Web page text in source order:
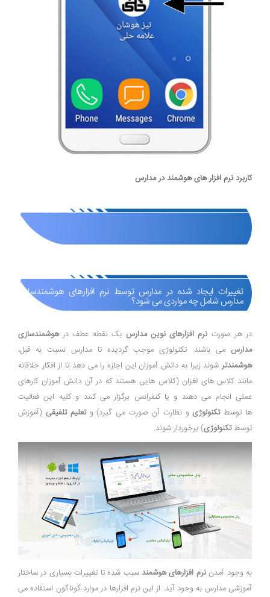
کاربرد نرم افزار های هوشمند در مدارس
تغییرات ایجاد شده در مدارس توسط نرم افزارهای هوشمندسازی
مدارس شامل چه مواردی می شود؟
در هر صورت نرم افزارهای نوین مدارس یک نقطه عطف درهوشمندسازی
مدارس می باشند. تکنولوژی موجب گردیده تا مدارس نسبت به قبل،
هوشمندتر شوند زیرا به دانش آموزان این اجازه را می دهد تا از افکار خلاقانه
مانند کلاس های لغزان (کلاس هایی هستند که در آن دانش آموزان کارهای
عملی انجام می دهند و یا کنفرانس برگزار می کنند و کلیه این فعالیت
ها توسطتکنولوژیو نظارت آن صورت می گیرد) وتعلیم تلفیقی (آموزش
توسطتکنولوژی) برخوردار شوند.
به وجود آمدننرم افزارهای هوشمند سبب شده تا تغییرات بسیاری در ساختار
آموزشی مدارس به وجود آید. از این نرم افزارها در موارد گوناگون استفاده می